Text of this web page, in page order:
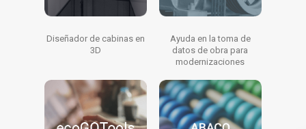
Diseñador de cabinas en
3D
Ayuda en la toma de
datos de obra para
modernizaciones